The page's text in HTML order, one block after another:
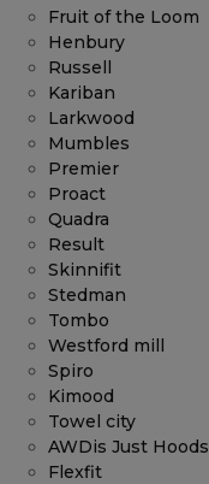
Fruit of the Loom
Henbury
Russell
Kariban
Larkwood
Mumbles
Premier
Proact
Quadra
Result
Skinnifit
Stedman
Tombo
Westford mill
Spiro
Kimood
Towel city
AWDis Just Hoods
Flexfit